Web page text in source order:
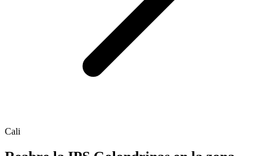
Cali